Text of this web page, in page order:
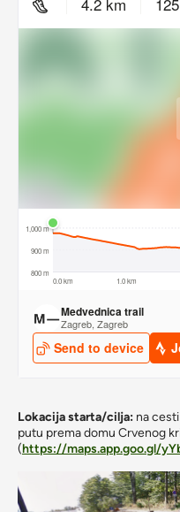
Lokacija starta/cilja: na
putu prema domu Crvenog
(https://maps.app.goo.gl/